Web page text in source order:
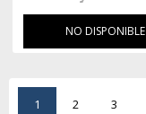
NO DISPONIBLE
1 2 3